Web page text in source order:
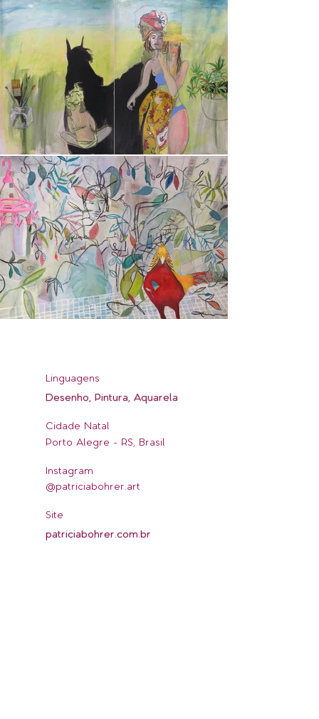
Linguagens
Desenho, Pintura, Aquarela
Cidade Natal
Porto Alegre - RS, Brasil
Instagram
@patriciabohrer.art
Site
patriciabohrer.com.br